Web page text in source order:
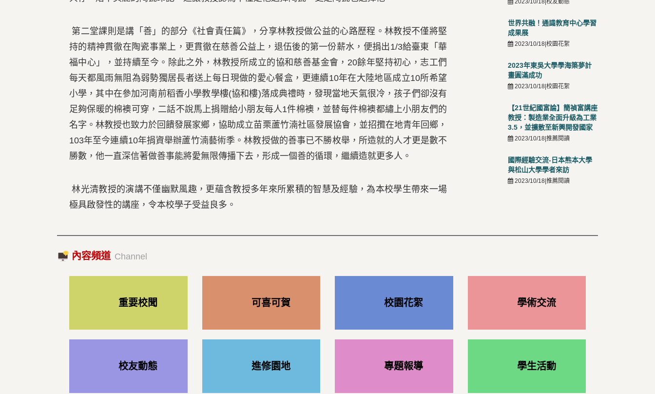
第二堂課則是講「善」的部分《社會責任篇》，分享林教授做公益的心路歷程。林教授不僅將堅
持的精神貫徹在陶瓷事業上，更貫徹在慈善公益上，退伍後的第一份薪水，便捐出1/3給臺東「華
福中心」，並持續至今。除此之外，林教授所成立的協和慈善基金會，20餘年堅持初心，志工們
每天都風雨無阻為弱勢獨居長者送上每日現做的愛心餐盒，更連續10年在大陸地區成立10所希望
小學，其中在參加河南前稻香小學教學樓(協和樓)落成典禮時，發現當地天氣很冷，孩子們卻沒有
足夠保暖的棉襖可穿，二話不說馬上捐贈給小朋友每人1件棉襖，並替每件棉襖都繡上小朋友們的
名字。林教授也致力於回饋發展家鄉，協助成立苗栗蘆竹湳社區發展協會，並招攬在地青年回鄉，
103年至今連續10年捐資舉辦蘆竹湳藝術季。林教授做的善事已不勝枚舉，所造就的人才更是數不
勝數，他一直深信著做善事能將愛無限傳播下去，形成一個善的循環，繼續造就更多人。
林光清教授的演講不僅幽默風趣，更蘊含教授多年來所累積的智慧及經驗，為本校學生帶來一場
極具啟發性的講座，令本校學子受益良多。
2023/10/18|校友動態
世界共融！通識教育中心學習
成果展
2023/10/18|校園花絮
2023年東吳大學學海築夢計
畫圓滿成功
2023/10/18|校園花絮
【21世紀國富論】簡禎富講座
教授：製造業全面升級為工業
3.5，並擴散至新興開發國家
2023/10/18|推薦閱讀
國際經驗交流-日本熊本大學
與松山大學學者來訪
2023/10/18|推薦閱讀
內容頻道 Channel
重要校聞 可喜可賀 校園花絮 學術交流
校友動態 進修園地 專題報導 學生活動